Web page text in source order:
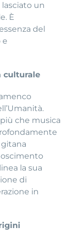
un
È
del
e
culturale
che musica
la sua
di
in